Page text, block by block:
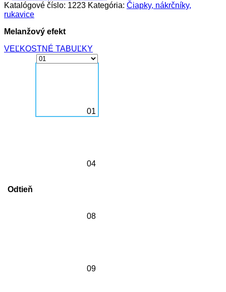
Katalógové číslo: 1223 Kategória: Čiapky, nákrčníky,
rukavice
Melanžový efekt
VEĽKOSTNÉ TABUĽKY
Odtieň
01
04
08
09